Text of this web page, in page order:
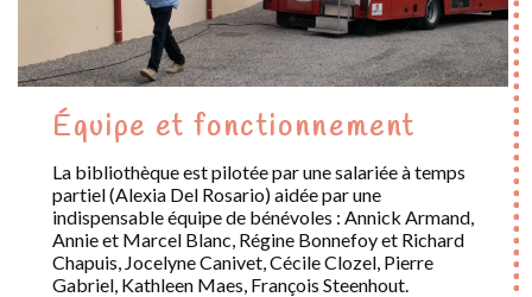
Équipe et fonctionnement
La bibliothèque est pilotée par une salariée à temps
partiel (Alexia Del Rosario) aidée par une
indispensable équipe de bénévoles : Annick Armand,
Annie et Marcel Blanc, Régine Bonnefoy et Richard
Chapuis, Jocelyne Canivet, Cécile Clozel, Pierre
Gabriel, Kathleen Maes, François Steenhout.